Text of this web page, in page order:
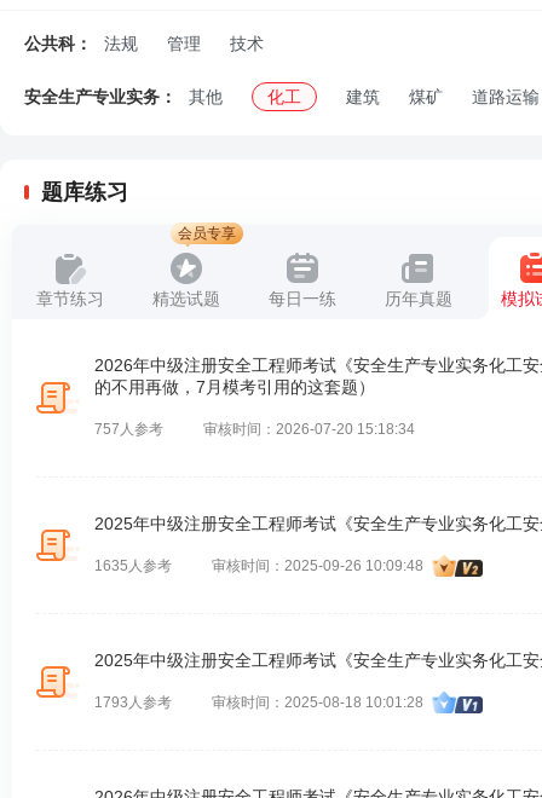
公共科： 法规 管理 技术
安全生产专业实务： 其他 化工 建筑 煤矿 道路运输
题库练习
章节练习
会员专享
精选试题 每日一练 历年真题 模拟
2026年中级注册安全工程师考试《安全生产专业实务化工
的不用再做，7月模考引用的这套题）
757人参考 审核时间：2026-07-20 15:18:34
2025年中级注册安全工程师考试《安全生产专业实务化工
1635人参考 审核时间：2025-09-26 10:09:48
2025年中级注册安全工程师考试《安全生产专业实务化工
1793人参考 审核时间：2025-08-18 10:01:28